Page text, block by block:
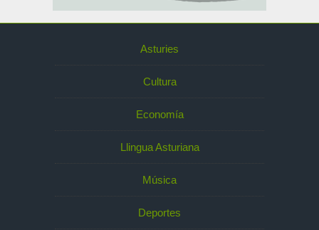
Asturies
Cultura
Economía
Llingua Asturiana
Música
Deportes